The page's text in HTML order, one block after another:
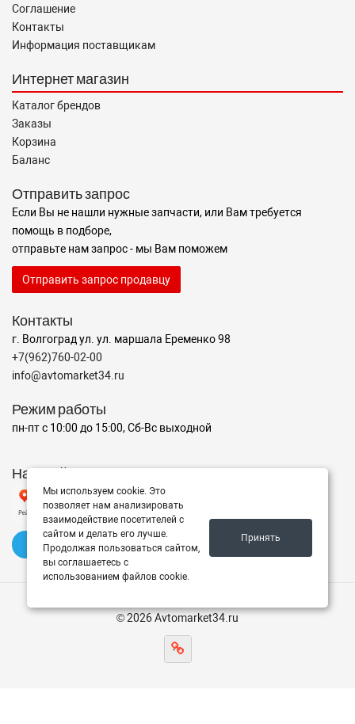
Соглашение
Контакты
Информация поставщикам
Интернет магазин
Каталог брендов
Заказы
Корзина
Баланс
Отправить запрос
Если Вы не нашли нужные запчасти, или Вам требуется
помощь в подборе,
отправьте нам запрос - мы Вам поможем
Отправить запрос продавцу
Контакты
г. Волгоград ул. ул. маршала Еременко 98
+7(962)760-02-00
info@avtomarket34.ru
Режим работы
пн-пт с 10:00 до 15:00, Сб-Вс выходной
Наш рейтинг на Яндексе
✍️ Оставить отзыв
© 2026 Avtomarket34.ru
Мы используем cookie. Это
позволяет нам анализировать
взаимодействие посетителей с
сайтом и делать его лучше.
Продолжая пользоваться сайтом,
вы соглашаетесь с
использованием файлов cookie.
Принять